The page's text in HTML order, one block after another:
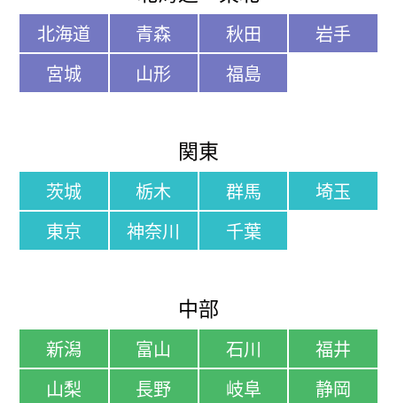
北海道 青森 秋田
岩手
宮城
山形 福島
関東
茨城 栃木 群馬
埼玉
東京
神奈川 千葉
中部
新潟 富山 石川
福井
山梨
長野 岐阜
静岡